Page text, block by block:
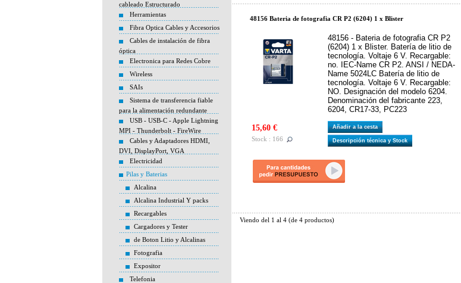
cableado Estructurado
Herramientas
Fibra Optica Cables y Accesorios
Cables de instalación de fibra
óptica
Electronica para Redes Cobre
Wireless
SAIs
Sistema de transferencia fiable
para la alimentación redundante
USB - USB-C - Apple Lightning
MPI - Thunderbolt - FireWire
Cables y Adaptadores HDMI,
DVI, DisplayPort, VGA
Electricidad
Pilas y Baterias
Alcalina
Alcalina Industrial Y packs
Recargables
Cargadores y Tester
de Boton Litio y Alcalinas
Fotografia
Expositor
Telefonia
48156 Bateria de fotografia CR P2 (6204) 1 x Blister
48156 - Bateria de fotografia CR P2
(6204) 1 x Blister. Batería de litio de
tecnología. Voltaje 6 V. Recargable:
no. IEC-Name CR P2. ANSI / NEDA-
Name 5024LC Batería de litio de
tecnología. Voltaje 6 V. Recargable:
NO. Designación del modelo 6204.
Denominación del fabricante 223,
6204, CR17-33, PC223
15,60 €
Stock : 166
Añadir a la cesta
Descripción técnica y Stock
Viendo del 1 al 4 (de 4 productos)